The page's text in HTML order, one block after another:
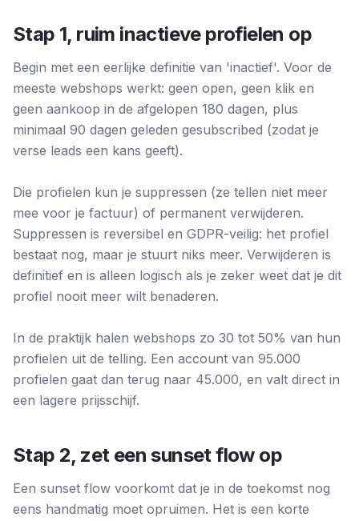
Stap 1, ruim inactieve profielen op
Begin met een eerlijke definitie van 'inactief'. Voor de
meeste webshops werkt: geen open, geen klik en
geen aankoop in de afgelopen 180 dagen, plus
minimaal 90 dagen geleden gesubscribed (zodat je
verse leads een kans geeft).
Die profielen kun je suppressen (ze tellen niet meer
mee voor je factuur) of permanent verwijderen.
Suppressen is reversibel en GDPR-veilig: het profiel
bestaat nog, maar je stuurt niks meer. Verwijderen is
definitief en is alleen logisch als je zeker weet dat je dit
profiel nooit meer wilt benaderen.
In de praktijk halen webshops zo 30 tot 50% van hun
profielen uit de telling. Een account van 95.000
profielen gaat dan terug naar 45.000, en valt direct in
een lagere prijsschijf.
Stap 2, zet een sunset flow op
Een sunset flow voorkomt dat je in de toekomst nog
eens handmatig moet opruimen. Het is een korte